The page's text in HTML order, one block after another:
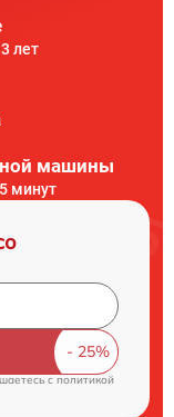
лет
машины
минут
cполитикой